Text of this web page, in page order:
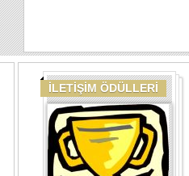
İLETİŞİM ÖDÜLLERİ